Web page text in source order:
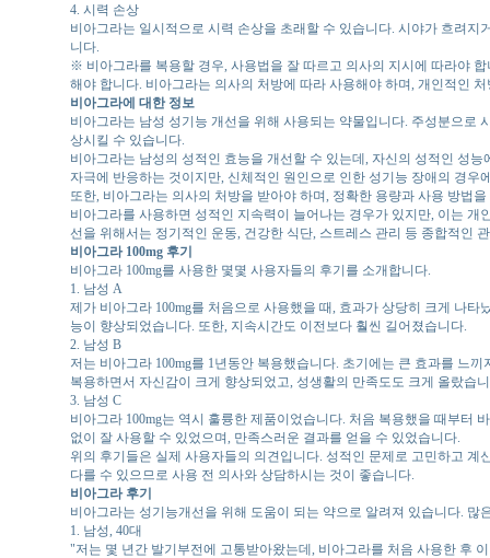
4. 시력 손상
비아그라는 일시적으로 시력 손상을 초래할 수 있습니다. 시야가 흐려
니다.
※ 비아그라를 복용할 경우, 사용법을 잘 따르고 의사의 지시에 따라야
해야 합니다. 비아그라는 의사의 처방에 따라 사용해야 하며, 개인적인
비아그라에 대한 정보
비아그라는 남성 성기능 개선을 위해 사용되는 약물입니다. 주성분으로
상시킬 수 있습니다.
비아그라는 남성의 성적인 효능을 개선할 수 있는데, 자신의 성적인 성
자극에 반응하는 것이지만, 신체적인 원인으로 인한 성기능 장애의 경우
또한, 비아그라는 의사의 처방을 받아야 하며, 정확한 용량과 사용 방법
비아그라를 사용하면 성적인 지속력이 늘어나는 경우가 있지만, 이는
선을 위해서는 정기적인 운동, 건강한 식단, 스트레스 관리 등 종합적인
비아그라 100mg 후기
비아그라 100mg를 사용한 몇몇 사용자들의 후기를 소개합니다.
1. 남성 A
제가 비아그라 100mg를 처음으로 사용했을 때, 효과가 상당히 크게 나
능이 향상되었습니다. 또한, 지속시간도 이전보다 훨씬 길어졌습니다.
2. 남성 B
저는 비아그라 100mg를 1년동안 복용했습니다. 초기에는 큰 효과를 느
복용하면서 자신감이 크게 향상되었고, 성생활의 만족도도 크게 올랐습
3. 남성 C
비아그라 100mg는 역시 훌륭한 제품이었습니다. 처음 복용했을 때부터
없이 잘 사용할 수 있었으며, 만족스러운 결과를 얻을 수 있었습니다.
위의 후기들은 실제 사용자들의 의견입니다. 성적인 문제로 고민하고
다를 수 있으므로 사용 전 의사와 상담하시는 것이 좋습니다.
비아그라 후기
비아그라는 성기능개선을 위해 도움이 되는 약으로 알려져 있습니다.
1. 남성, 40대
"저는 몇 년간 발기부전에 고통받아왔는데, 비아그라를 처음 사용한 후